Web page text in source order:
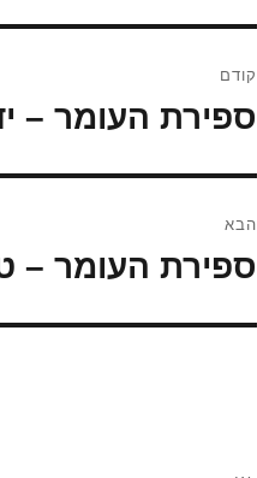
קודם
הפוסט
ספירת העומר –
הבא
הפוסט
ספירת העומר –